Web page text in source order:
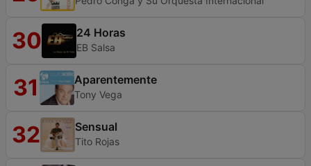
30 24 Horas
EB Salsa
31 Aparentemente
Tony Vega
32 Sensual
Tito Rojas